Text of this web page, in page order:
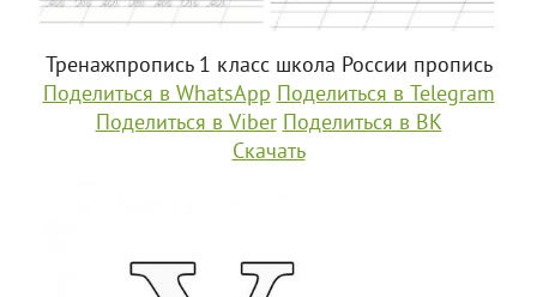
Тренажпропись 1 класс школа России пропись
Поделиться в WhatsApp Поделиться в Telegram
Поделиться в Viber Поделиться в ВК
Скачать